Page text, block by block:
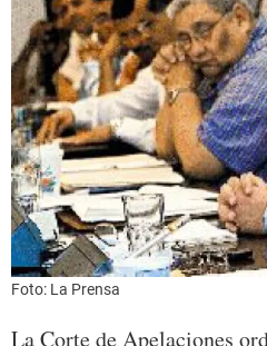
Foto: La Prensa
La Corte de Apelaciones